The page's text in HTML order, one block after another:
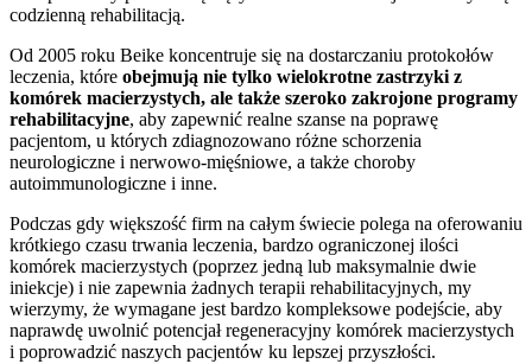
codzienną rehabilitacją.
Od 2005 roku Beike koncentruje się na dostarczaniu protokołów
leczenia, które obejmują nie tylko wielokrotne zastrzyki z
komórek macierzystych, ale także szeroko zakrojone programy
rehabilitacyjne, aby zapewnić realne szanse na poprawę
pacjentom, u których zdiagnozowano różne schorzenia
neurologiczne i nerwowo-mięśniowe, a także choroby
autoimmunologiczne i inne.
Podczas gdy większość firm na całym świecie polega na oferowaniu
krótkiego czasu trwania leczenia, bardzo ograniczonej ilości
komórek macierzystych (poprzez jedną lub maksymalnie dwie
iniekcje) i nie zapewnia żadnych terapii rehabilitacyjnych, my
wierzymy, że wymagane jest bardzo kompleksowe podejście, aby
naprawdę uwolnić potencjał regeneracyjny komórek macierzystych
i poprowadzić naszych pacjentów ku lepszej przyszłości.